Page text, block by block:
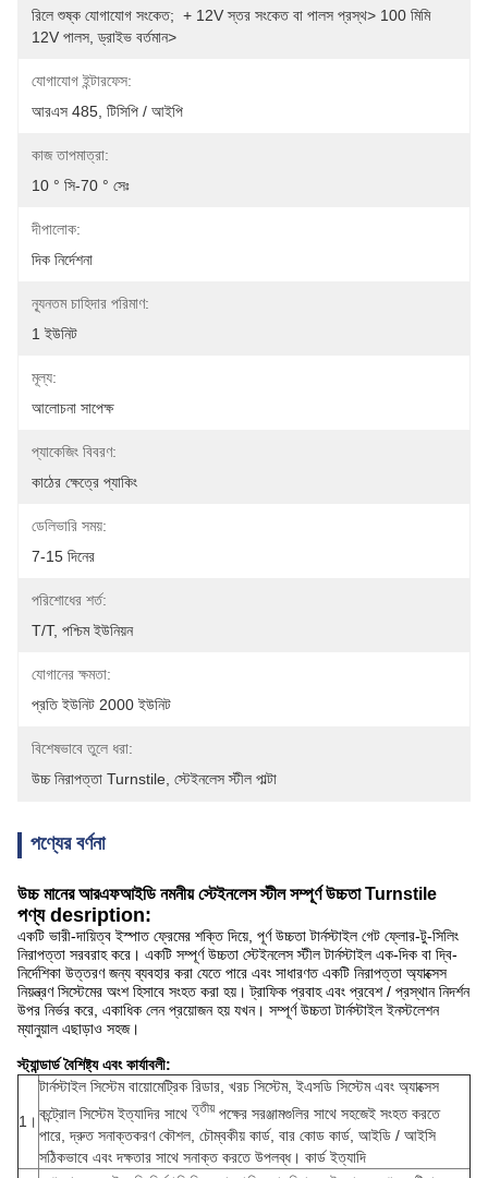
রিলে শুষ্ক যোগাযোগ সংকেত;  + 12V স্তর সংকেত বা পালস প্রস্থ> 100 মিমি
12V পালস, ড্রাইভ বর্তমান>
যোগাযোগ ইন্টারফেস:
আরএস 485, টিসিপি / আইপি
কাজ তাপমাত্রা:
10 ° সি-70 ° সেঃ
দীপালোক:
দিক নির্দেশনা
ন্যূনতম চাহিদার পরিমাণ:
1 ইউনিট
মূল্য:
আলোচনা সাপেক্ষ
প্যাকেজিং বিবরণ:
কাঠের ক্ষেত্রে প্যাকিং
ডেলিভারি সময়:
7-15 দিনের
পরিশোধের শর্ত:
T/T, পশ্চিম ইউনিয়ন
যোগানের ক্ষমতা:
প্রতি ইউনিট 2000 ইউনিট
বিশেষভাবে তুলে ধরা:
উচ্চ নিরাপত্তা Turnstile স্টেইনলেস স্টীল পাল্টা
পণ্যের বর্ণনা
উচ্চ মানের আরএফআইডি নমনীয় স্টেইনলেস স্টীল সম্পূর্ণ উচ্চতা Turnstile
পণ্য desription:
একটি ভারী-দায়িত্ব ইস্পাত ফ্রেমের শক্তি দিয়ে, পূর্ণ উচ্চতা টার্নস্টাইল গেট ফ্লোর-টু-সিলিং
নিরাপত্তা সরবরাহ করে। একটি সম্পূর্ণ উচ্চতা স্টেইনলেস স্টীল টার্নস্টাইল এক-দিক বা দ্বি-
নির্দেশিকা উত্তরণ জন্য ব্যবহার করা যেতে পারে এবং সাধারণত একটি নিরাপত্তা অ্যাক্সেস
নিয়ন্ত্রণ সিস্টেমের অংশ হিসাবে সংহত করা হয়। ট্রাফিক প্রবাহ এবং প্রবেশ / প্রস্থান নিদর্শন
উপর নির্ভর করে, একাধিক লেন প্রয়োজন হয় যখন। সম্পূর্ণ উচ্চতা টার্নস্টাইল ইনস্টলেশন
ম্যানুয়াল এছাড়াও সহজ।
স্ট্যান্ডার্ড বৈশিষ্ট্য এবং কার্যাবলী:
1।
টার্নস্টাইল সিস্টেম বায়োমেট্রিক রিডার, খরচ সিস্টেম, ইএসডি সিস্টেম এবং অ্যাক্সেস
কন্ট্রোল সিস্টেম ইত্যাদির সাথে তৃতীয় পক্ষের সরঞ্জামগুলির সাথে সহজেই সংহত করতে
পারে, দ্রুত সনাক্তকরণ কৌশল, চৌম্বকীয় কার্ড, বার কোড কার্ড, আইডি / আইসি
সঠিকভাবে এবং দক্ষতার সাথে সনাক্ত করতে উপলব্ধ। কার্ড ইত্যাদি